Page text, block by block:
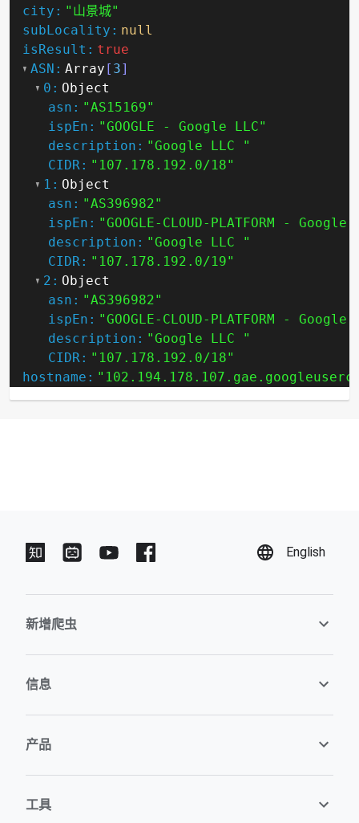
city: "山景城"
subLocality: null
isResult: true
ASN: Array [ 3]
0: Object
asn: "AS15169"
ispEn: "GOOGLE - Google LLC"
description: "Google LLC "
CIDR: "107.178.192.0/18"
1: Object
asn: "AS396982"
ispEn: "GOOGLE-CLOUD-PLATFORM - Google
description: "Google LLC "
CIDR: "107.178.192.0/19"
2: Object
asn: "AS396982"
ispEn: "GOOGLE-CLOUD-PLATFORM - Google
description: "Google LLC "
CIDR: "107.178.192.0/18"
hostname:
English
新增爬虫
信息
产品
工具